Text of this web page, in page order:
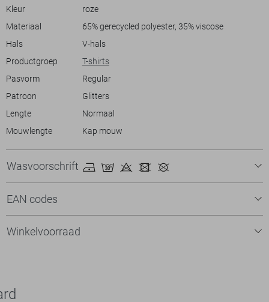
Kleur
roze
Materiaal
65% gerecycled polyester, 35% viscose
Hals
V-hals
Productgroep
T-shirts
Pasvorm
Regular
Patroon
Glitters
Lengte
Normaal
Mouwlengte
Kap mouw
Wasvoorschrift
EAN codes
Winkelvoorraad